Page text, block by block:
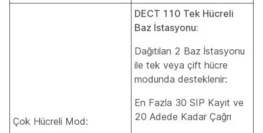
Çok Hücreli Mod:
DECT 110 Tek Hücreli
Baz İstasyonu:
Dağıtılan 2 Baz İstasyonu
ile tek veya çift hücre
modunda desteklenir:
En Fazla 30 SIP Kayıt ve
20 Adede Kadar Çağrı